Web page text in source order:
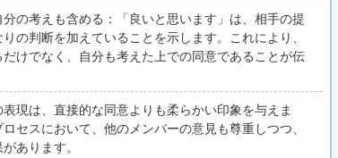
の考えも含める：「良いと思います」は、相手の提
の判断を加えていることを示します。これにより、
けでなく、自分も考えた上での同意であることが伝
現は、直接的な同意よりも柔らかい印象を与えま
セスにおいて、他のメンバーの意見も尊重しつつ、
あります。